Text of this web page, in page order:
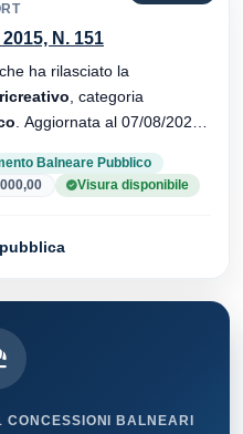
N. 151
ha rilasciato la
, categoria
Balneare Pubblico
Visura disponibile
CONCESSIONI BALNEARI